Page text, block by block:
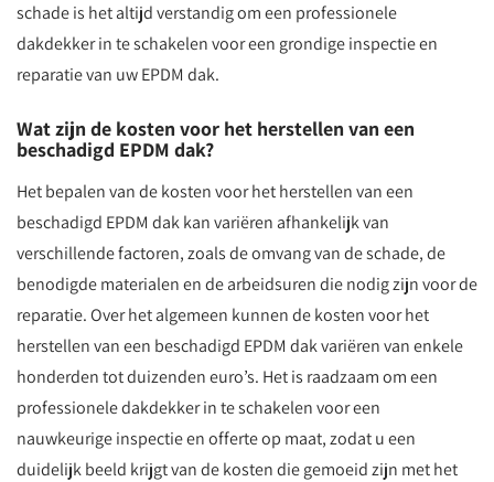
schade is het altijd verstandig om een professionele
dakdekker in te schakelen voor een grondige inspectie en
reparatie van uw EPDM dak.
Wat zijn de kosten voor het herstellen van een
beschadigd EPDM dak?
Het bepalen van de kosten voor het herstellen van een
beschadigd EPDM dak kan variëren afhankelijk van
verschillende factoren, zoals de omvang van de schade, de
benodigde materialen en de arbeidsuren die nodig zijn voor de
reparatie. Over het algemeen kunnen de kosten voor het
herstellen van een beschadigd EPDM dak variëren van enkele
honderden tot duizenden euro’s. Het is raadzaam om een
professionele dakdekker in te schakelen voor een
nauwkeurige inspectie en offerte op maat, zodat u een
duidelijk beeld krijgt van de kosten die gemoeid zijn met het